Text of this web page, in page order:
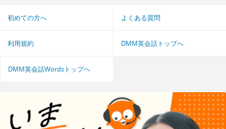
初めての方へ よくある質問
利用規約 DMM英会話トップへ
DMM英会話Wordsトップへ